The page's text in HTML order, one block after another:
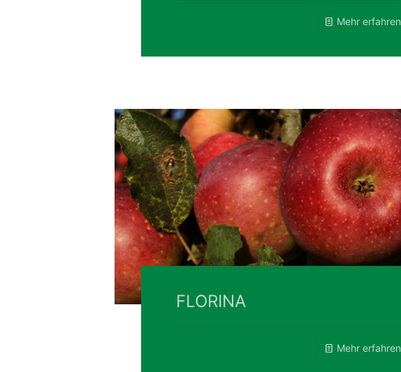
Mehr erfahren
FLORINA
Mehr erfahren